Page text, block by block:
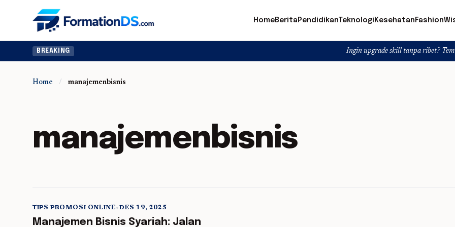
HomeBerita PendidikanTeknologi Kesehatan Fashion
BREAKING Ingin upgrade skill tanpa ribet? Temukan
Home / manajemenbisnis
manajemenbisnis
5 min read
TIPS PROMOSI ONLINE•DES 19, 2025
Manajemen Bisnis Syariah: Jalan